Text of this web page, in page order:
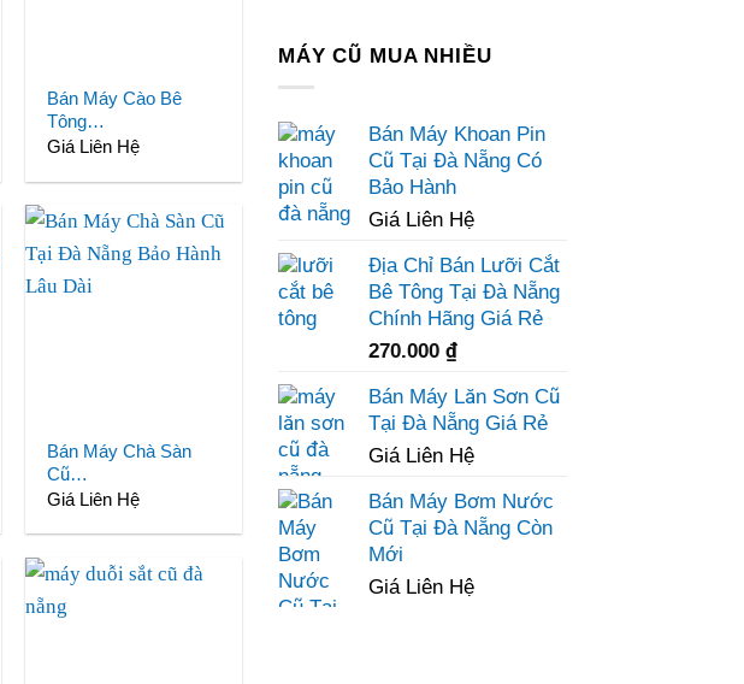
Bán Máy Cào Bê
Tông…
Giá Liên Hệ
Bán Máy Chà Sàn
Cũ…
Giá Liên Hệ
MÁY CŨ MUA NHIỀU
Bán Máy Khoan Pin
Cũ Tại Đà Nẵng Có
Bảo Hành
Giá Liên Hệ
Địa Chỉ Bán Lưỡi Cắt
Bê Tông Tại Đà Nẵng
Chính Hãng Giá Rẻ
270.000 ₫
Bán Máy Lăn Sơn Cũ
Tại Đà Nẵng Giá Rẻ
Giá Liên Hệ
Bán Máy Bơm Nước
Cũ Tại Đà Nẵng Còn
Mới
Giá Liên Hệ